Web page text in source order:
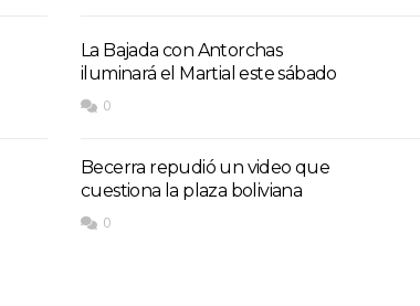
La Bajada con Antorchas
iluminará el Martial este sábado
0
Becerra repudió un video que
cuestiona la plaza boliviana
0